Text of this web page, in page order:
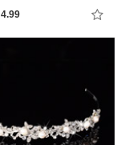
4.99